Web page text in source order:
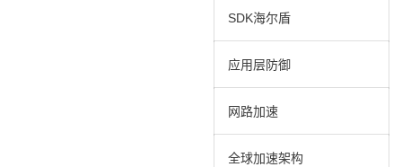
SDK海尔盾
应用层防御
网路加速
全球加速架构